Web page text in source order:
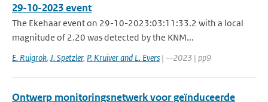
29-10-2023 event
The Ekehaar event on 29-10-2023:03:11:33.2 with a local
magnitude of 2.20 was detected by the KNM...
E. Ruigrok, J. Spetzler, P. Kruiver and L. Evers | --2023 | pp9
Ontwerp monitoringsnetwerk voor geïnduceerde